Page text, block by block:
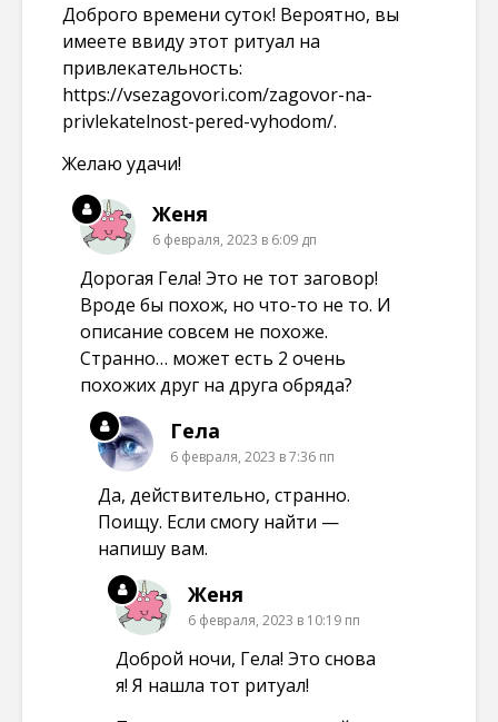
Доброго времени суток! Вероятно, вы
имеете ввиду этот ритуал на
привлекательность:
https://vsezagovori.com/zagovor-na-
privlekatelnost-pered-vyhodom/.
Желаю удачи!
Женя
6 февраля, 2023 в 6:09 дп
Дорогая Гела! Это не тот заговор!
Вроде бы похож, но что-то не то. И
описание совсем не похоже.
Странно… может есть 2 очень
похожих друг на друга обряда?
Гела
6 февраля, 2023 в 7:36 пп
Да, действительно, странно.
Поищу. Если смогу найти —
напишу вам.
Женя
6 февраля, 2023 в 10:19 пп
Доброй ночи, Гела! Это снова
я! Я нашла тот ритуал!